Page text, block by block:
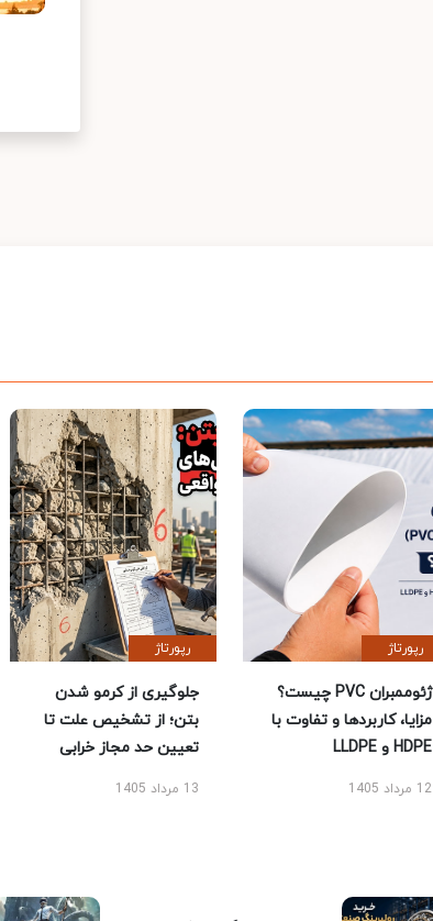
رپورتاژ
ژئوممبران PVC چیست؟
مزایا، کاربردها و تفاوت با
HDPE و LLDPE
12 مرداد 1405
رپورتاژ
جلوگیری از کرمو شدن
بتن؛ از تشخیص علت تا
تعیین حد مجاز خرابی
13 مرداد 1405